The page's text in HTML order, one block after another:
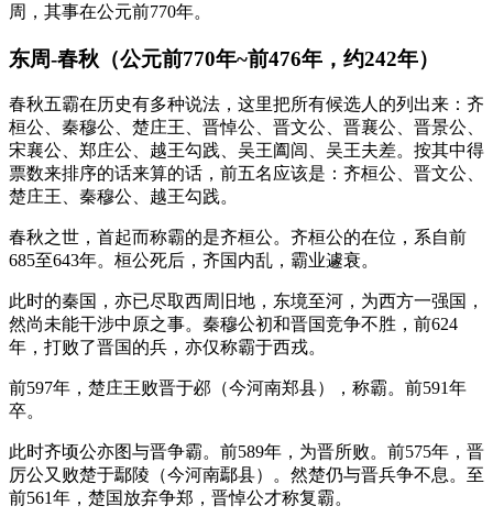
周，其事在公元前770年。
东周-春秋（公元前770年~前476年，约242年）
春秋五霸在历史有多种说法，这里把所有候选人的列出来：齐
桓公、秦穆公、楚庄王、晋悼公、晋文公、晋襄公、晋景公、
宋襄公、郑庄公、越王勾践、吴王阖闾、吴王夫差。按其中得
票数来排序的话来算的话，前五名应该是：齐桓公、晋文公、
楚庄王、秦穆公、越王勾践。
春秋之世，首起而称霸的是齐桓公。齐桓公的在位，系自前
685至643年。桓公死后，齐国内乱，霸业遽衰。
此时的秦国，亦已尽取西周旧地，东境至河，为西方一强国，
然尚未能干涉中原之事。秦穆公初和晋国竞争不胜，前624
年，打败了晋国的兵，亦仅称霸于西戎。
前597年，楚庄王败晋于邲（今河南郑县），称霸。前591年
卒。
此时齐顷公亦图与晋争霸。前589年，为晋所败。前575年，晋
厉公又败楚于鄢陵（今河南鄢县）。然楚仍与晋兵争不息。至
前561年，楚国放弃争郑，晋悼公才称复霸。